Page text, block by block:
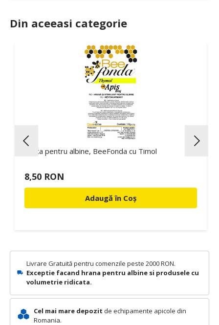
Livrare Gratuită pentru comenzile peste 2000 RON.
Exceptie facand hrana pentru albine si produsele cu
volumetrie ridicata.
Cel mai mare depozit de echipamente apicole din
Romania.
Din aceeasi categorie
Turta pentru albine, BeeFonda cu Timol
8,50 RON
Adaugă în Coș